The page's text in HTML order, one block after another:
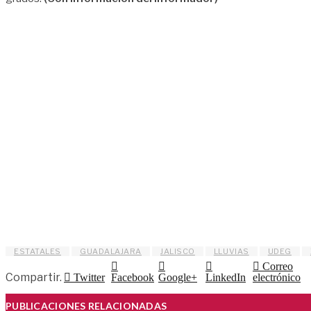
ESTATALES GUADALAJARA JALISCO LLUVIAS UDEG
Compartir. Twitter Facebook Google+ LinkedIn
Correo
electrónico
PUBLICACIONES RELACIONADAS